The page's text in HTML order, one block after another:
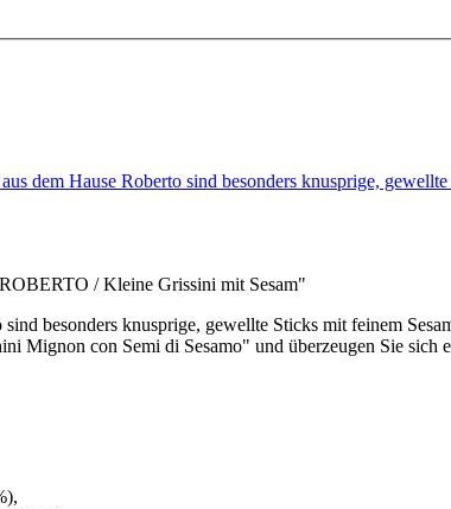
dem Hause Roberto sind besonders knusprige,
/ Kleine Grissini mit Sesam"
besonders knusprige, gewellte Sticks mit feinem
Mignon con Semi di Sesamo" und überzeugen Sie sich